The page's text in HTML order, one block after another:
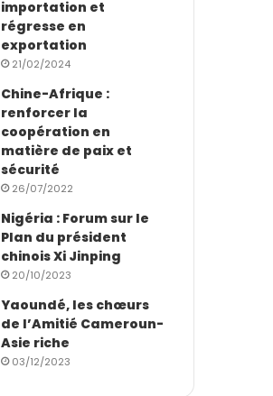
importation et
régresse en
exportation
21/02/2024
Chine-Afrique :
renforcer la
coopération en
matière de paix et
sécurité
26/07/2022
Nigéria : Forum sur le
Plan du président
chinois Xi Jinping
20/10/2023
Yaoundé, les chœurs
de l’Amitié Cameroun-
Asie riche
03/12/2023